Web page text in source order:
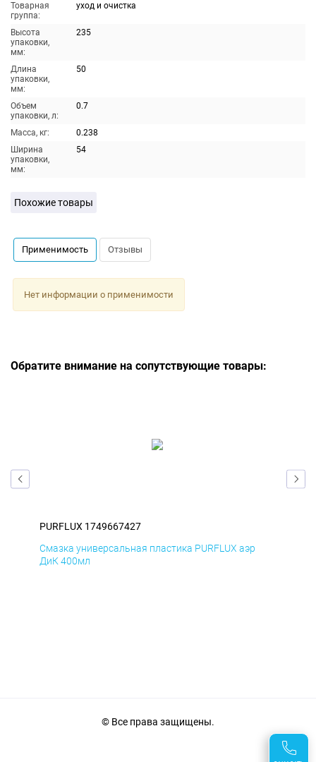
Товарная
группа:
уход и очистка
Высота
упаковки,
мм:
235
Длина
упаковки,
мм:
50
Объем
упаковки, л:
0.7
Масса, кг:
0.238
Ширина
упаковки,
мм:
54
Похожие товары
Применимость Отзывы
Нет информации о применимости
Обратите внимание на сопутствующие товары:
PURFLUX 1749667427
Смазка универсальная пластика PURFLUX аэр
ДиК 400мл
© Все права защищены.